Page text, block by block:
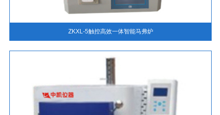
ZKXL-5触控高效一体智能马弗炉